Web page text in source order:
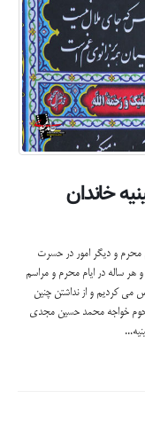
حسینیه خاندان
محرم و دیگر امور در حسرت
هر ساله در ایام محرم و مراسم
می کردیم و از نداشتن چنین
خواجه محمد حسین مجدی